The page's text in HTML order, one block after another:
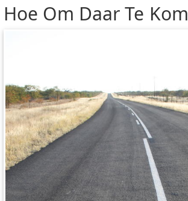
Hoe Om Daar Te Kom